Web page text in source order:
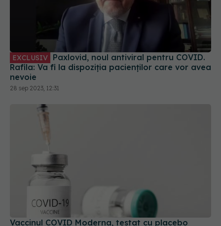
Rafila: Va fi la dispoziția pacienților care vor avea
28 sep 2023, 12:31
Vaccinul COVID Moderna, testat cu placebo
04 iun 2025, 12:35